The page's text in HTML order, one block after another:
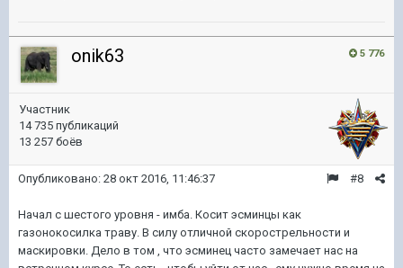
5 776
onik63
Участник
14 735 публикаций
13 257 боёв
#8
Опубликовано: 28 окт 2016, 11:46:37
Начал с шестого уровня - имба. Косит эсминцы как
газонокосилка траву. В силу отличной скорострельности и
маскировки. Дело в том , что эсминец часто замечает нас на